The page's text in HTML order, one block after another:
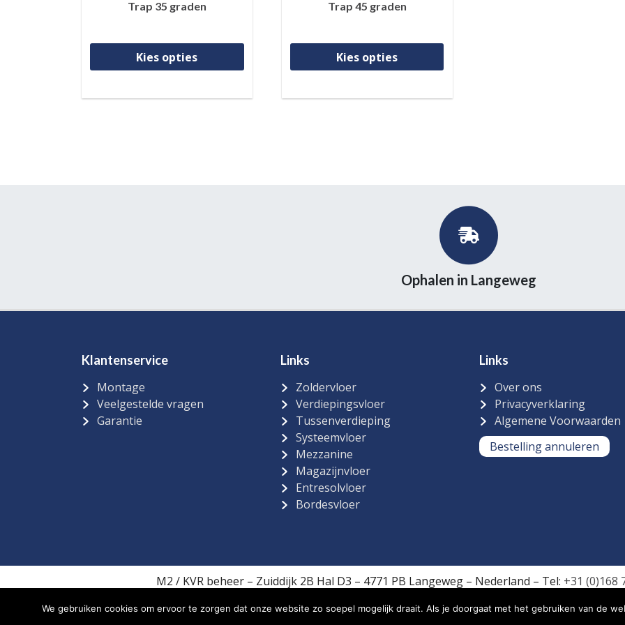
Trap 35 graden
Kies opties
Dit product heeft meerdere variaties. Deze optie kan gekozen worden
Trap 45 graden
Kies opties
Ophalen in Langeweg
Klantenservice
Montage
Veelgestelde vragen
Garantie
Links
Zoldervloer
Verdiepingsvloer
Tussenverdieping
Systeemvloer
Mezzanine
Magazijnvloer
Entresolvloer
Bordesvloer
Links
Over ons
Privacyverklaring
Algemene Voorwaarden
Bestelling annuleren
M2 / KVR beheer – Zuiddijk 2B Hal D3 – 4771 PB Langeweg – Nederland – Tel: +31 (0)168
We gebruiken cookies om ervoor te zorgen dat onze website zo soepel mogelijk draait. Als je doorgaat met het gebruiken van de